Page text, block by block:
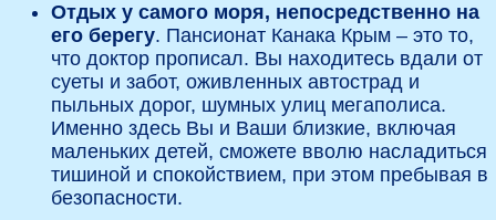
Отдых у самого моря, непосредственно на
его берегу. Пансионат Канака Крым – это то,
что доктор прописал. Вы находитесь вдали от
суеты и забот, оживленных автострад и
пыльных дорог, шумных улиц мегаполиса.
Именно здесь Вы и Ваши близкие, включая
маленьких детей, сможете вволю насладиться
тишиной и спокойствием, при этом пребывая в
безопасности.